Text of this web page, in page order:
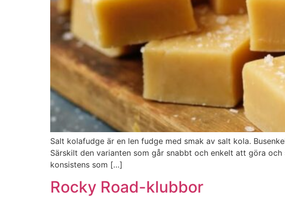
Salt kolafudge är en len fudge med smak av salt kola.
Särskilt den varianten som går snabbt och enkelt att göra
konsistens som […]
Rocky Road-klubbor